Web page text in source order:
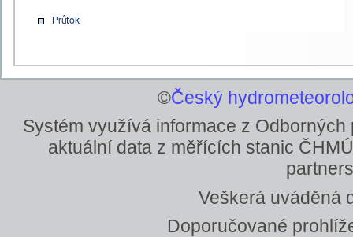
©Český
Systém využívá informace z
aktuální data z měřících stanic
Veškerá uváděná
Doporučované